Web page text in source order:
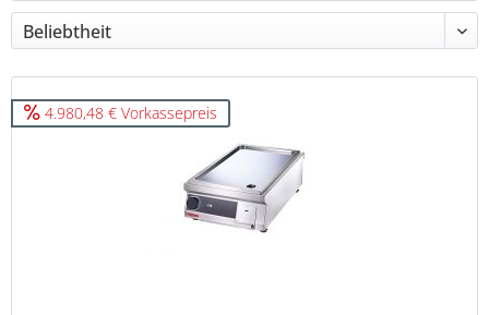
4.980,48 € Vorkassepreis